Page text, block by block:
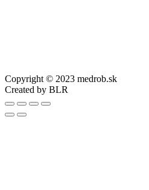
Copyright © 2023 medrob.sk
Created by BLR